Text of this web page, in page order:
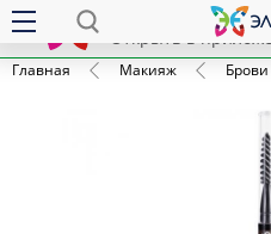
x
Открыть в
Главная Макияж Брови